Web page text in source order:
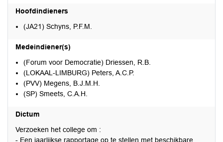
Hoofdindieners
(JA21) Schyns, P.F.M.
Medeindiener(s)
(Forum voor Democratie) Driessen, R.B.
(LOKAAL-LIMBURG) Peters, A.C.P.
(PVV) Megens, B.J.M.H.
(SP) Smeets, C.A.H.
Dictum
Verzoeken het college om :
- Een jaarlijkse rapportage op te stellen met beschikbare